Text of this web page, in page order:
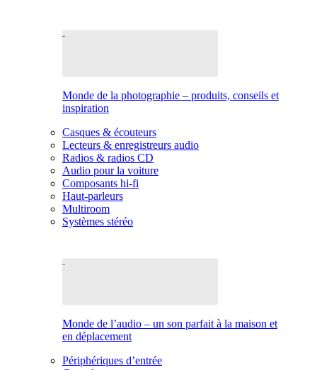
Monde de la photographie – produits, conseils et
inspiration
Casques & écouteurs
Lecteurs & enregistreurs audio
Radios & radios CD
Audio pour la voiture
Composants hi-fi
Haut-parleurs
Multiroom
Systèmes stéréo
Monde de l’audio – un son parfait à la maison et
en déplacement
Périphériques d’entrée